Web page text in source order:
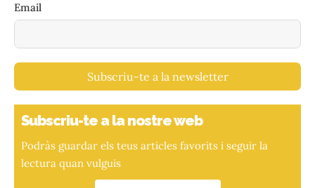
Email
Subscriu-te a la newsletter
Subscriu-te a la nostre web
Podràs guardar els teus articles favorits i seguir la
lectura quan vulguis